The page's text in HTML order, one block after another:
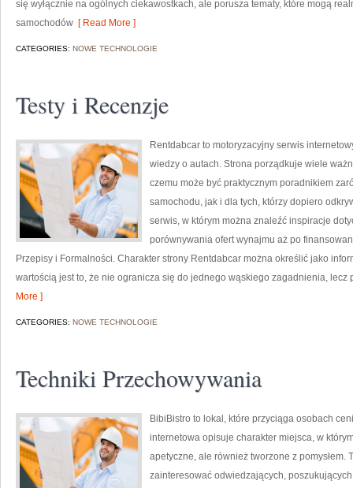
się wyłącznie na ogólnych ciekawostkach, ale porusza tematy, które mogą
samochodów [ Read More ]
CATEGORIES: NOWE TECHNOLOGIE
Testy i Recenzje
Rentdabcar to motoryzacyjny serwis
wiedzy o autach. Strona porządkuje wiele
czemu może być praktycznym poradnikiem
samochodu, jak i dla tych, którzy dopiero
serwis, w którym można znaleźć inspiracje
porównywania ofert wynajmu aż po
Przepisy i Formalności. Charakter strony Rentdabcar można określić jako
wartością jest to, że nie ogranicza się do jednego wąskiego zagadnienia, lecz
More ]
CATEGORIES: NOWE TECHNOLOGIE
Techniki Przechowywania
BibiBistro to lokal, które przyciąga osobach
internetowa opisuje charakter miejsca, w
apetyczne, ale również tworzone z pomysłem.
zainteresować odwiedzających,